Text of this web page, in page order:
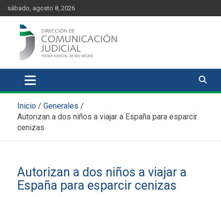
content
Skip
to
content
sábado, agosto 8, 2026
Comunicación Judicial
Inicio
Generales
Autorizan a dos niños a viajar a España para esparcir
cenizas
Autorizan a dos niños a viajar a
España para esparcir cenizas